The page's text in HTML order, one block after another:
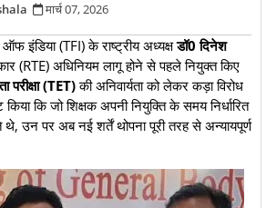
मार्च 07, 2026
इंडिया (TFI) के राष्ट्रीय अध्यक्षडॉ0 दिनेश
(RTE) अधिनियम लागू होने से पहले नियुक्त किए
परीक्षा (TET)की अनिवार्यता को लेकर कड़ा विरोध
किया कि जो शिक्षक अपनी नियुक्ति के समय निर्धारित
थे, उन पर अब नई शर्तें थोपना पूरी तरह से अन्यायपूर्ण